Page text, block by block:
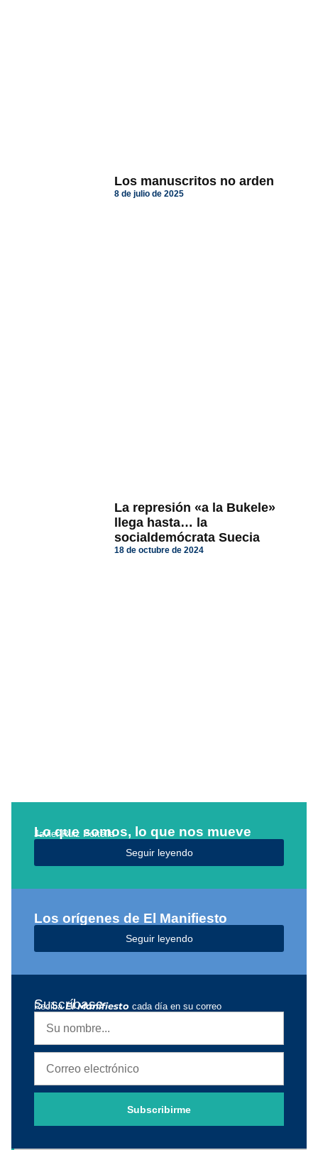
Los manuscritos no arden
8 de julio de 2025
La represión «a la Bukele»
llega hasta… la
socialdemócrata Suecia
18 de octubre de 2024
Lo que somos, lo que nos mueve
Javier Ruiz Portella
Seguir leyendo
Los orígenes de El Manifiesto
Seguir leyendo
Suscríbase
RecibaEl Manifiesto cada día en su correo
Subscribirme